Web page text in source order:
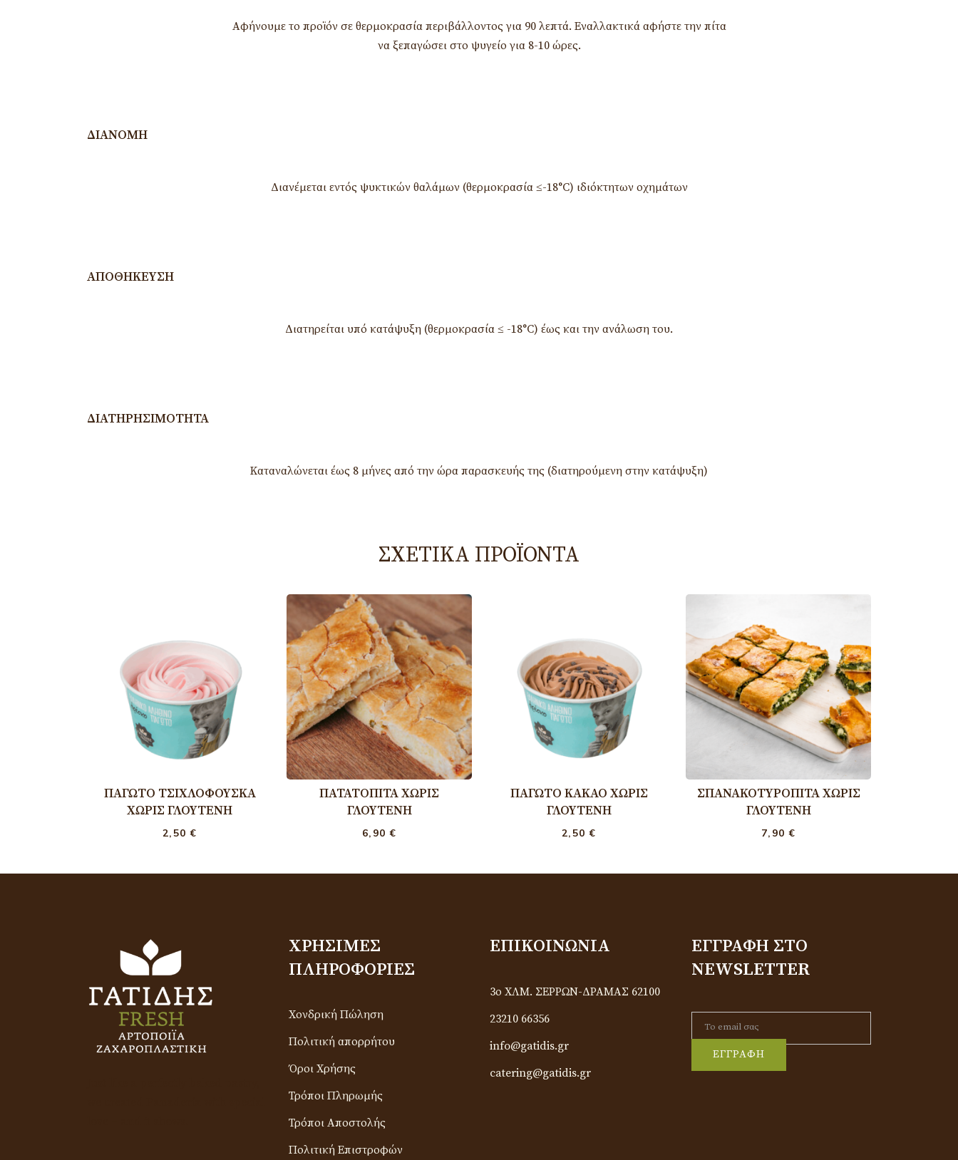
Αφήνουμε το προϊόν σε θερμοκρασία περιβάλλοντος για 90 λεπτά. Εναλλακτικά αφήστε την πίτα
να ξεπαγώσει στο ψυγείο για 8-10 ώρες.
ΔΙΑΝΟΜΉ
Διανέμεται εντός ψυκτικών θαλάμων (θερμοκρασία ≤-18°C) ιδιόκτητων οχημάτων
ΑΠΟΘΉΚΕΥΣΗ
Διατηρείται υπό κατάψυξη (θερμοκρασία ≤ -18°C) έως και την ανάλωση του.
ΔΙΑΤΗΡΗΣΙΜΌΤΗΤΑ
Καταναλώνεται έως 8 μήνες από την ώρα παρασκευής της (διατηρούμενη στην κατάψυξη)
ΣΧΕΤΙΚΆ ΠΡΟΪΌΝΤΑ
ΠΑΓΩΤΌ ΤΣΙΧΛΌΦΟΥΣΚΑ
ΧΩΡΊΣ ΓΛΟΥΤΈΝΗ
2,50€
ΠΑΤΑΤΌΠΙΤΑ ΧΩΡΊΣ
ΓΛΟΥΤΈΝΗ
6,90€
ΠΑΓΩΤΌ ΚΑΚΆΟ ΧΩΡΊΣ
ΓΛΟΥΤΈΝΗ
2,50€
ΣΠΑΝΑΚΟΤΥΡΌΠΙΤΑ ΧΩΡΊΣ
ΓΛΟΥΤΈΝΗ
7,90€
ΧΡΉΣΙΜΕΣ
ΠΛΗΡΟΦΟΡΊΕΣ
Χονδρική Πώληση
Πολιτική απορρήτου
Όροι Χρήσης
Τρόποι Πληρωμής
Τρόποι Αποστολής
Πολιτική Επιστροφών
ΕΠΙΚΟΙΝΩΝΊΑ
3ο ΧΛΜ. ΣΕΡΡΩΝ-ΔΡΑΜΑΣ 62100
23210 66356
info@gatidis.gr
catering@gatidis.gr
ΕΓΓΡΑΦΉ ΣΤΟ
NEWSLETTER
ΕΓΓΡΑΦΗ